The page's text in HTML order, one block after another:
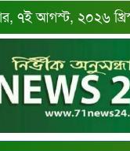
৭ই আগস্ট, ২০২৬